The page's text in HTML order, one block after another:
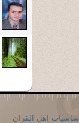
اساسيات اهل القران